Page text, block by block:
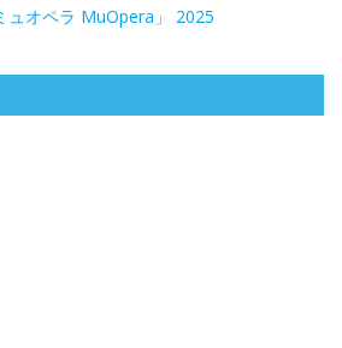
ュオペラ MuOpera」 2025